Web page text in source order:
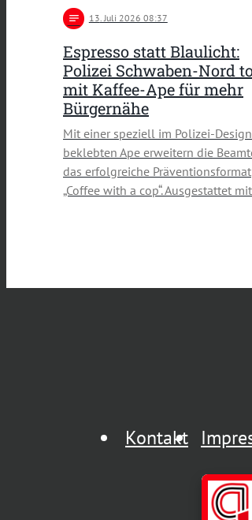
notes 13. Juli 2026 08:37
Espresso statt Blaulicht:
Polizei Schwaben-Nord
mit Kaffee-Ape für mehr
Bürgernähe
Mit einer speziell im Polizei-Design
beklebten Ape erweitern die
das erfolgreiche Präventionsformat
„Coffee with a cop“. Ausgestattet
Kontakt